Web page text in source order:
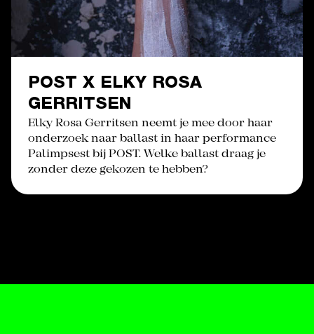
POST X ELKY ROSA
GERRITSEN
Elky Rosa Gerritsen neemt je mee door haar
onderzoek naar ballast in haar performance
Palimpsest bij POST. Welke ballast draag je
zonder deze gekozen te hebben?